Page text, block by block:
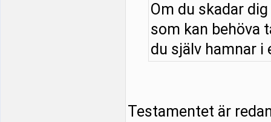
Om du skadar
som kan behöva
du själv hamnar
Testamentet är